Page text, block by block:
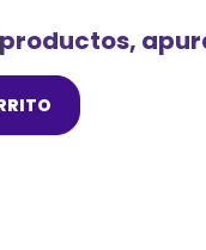
productos,